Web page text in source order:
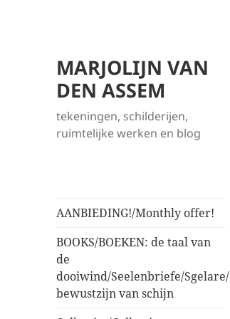
MARJOLIJN VAN
DEN ASSEM
tekeningen, schilderijen,
ruimtelijke werken en blog
AANBIEDING!/Monthly offer!
BOOKS/BOEKEN: de taal van
de
dooiwind/Seelenbriefe/Sgelare/
bewustzijn van schijn